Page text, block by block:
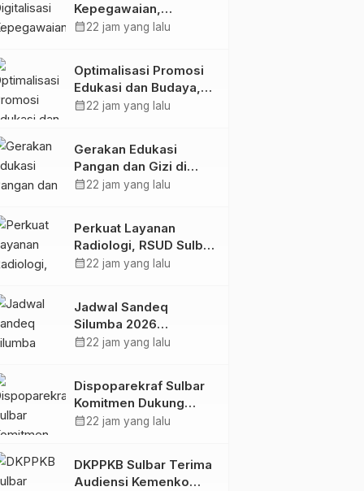
Kepegawaian,
DPMPTSP Sulbar Siap
calendar_month22 jam yang lalu
Optimalisasi Promosi
Edukasi dan Budaya,
Anjungan Provinsi
Bersama Sky World
TMII
calendar_month22 jam yang lalu
Gerakan Edukasi
Pangan dan Gizi di
Mamasa: Tingkatkan
dalam Pemenuhan Gizi
calendar_month22 jam yang lalu
Perkuat Layanan
Radiologi, RSUD Sulbar
Sambut Kembali dr. Iis
calendar_month22 jam yang lalu
Jadwal Sandeq
Silumba 2026
Disesuaikan,
Tetap Dimatangkan
calendar_month22 jam yang lalu
Dispoparekraf Sulbar
Komitmen Dukung
Penyusunan RAD
calendar_month22 jam yang lalu
DKPPKB Sulbar Terima
Audiensi Kemenko